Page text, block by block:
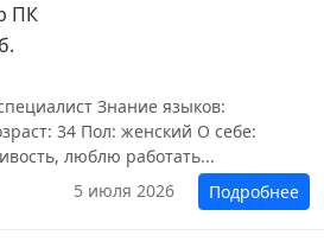
ПК
Знание языков:
34 Пол: женский О себе:
люблю работать...
5 июля 2026
Подробнее